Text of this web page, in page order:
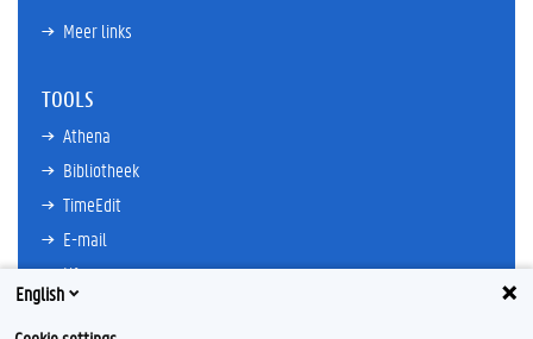
Meer links
TOOLS
Athena
Bibliotheek
TimeEdit
E-mail
Ufora
Oasis
English